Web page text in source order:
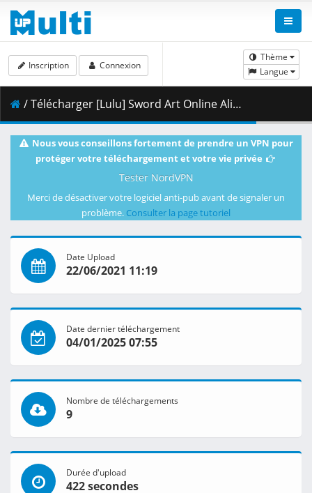
Thème
Langue
Inscription Connexion
/ Télécharger [Lulu] Sword Art Online Alicization - War of Underworld - 05 [BD 1080p Hi10 FLAC][Dual-Audio] .mkv.002 ( 471.48 MB )
Nous vous conseillons fortement de prendre un VPN pour
protéger votre téléchargement et votre vie privée
Tester NordVPN
Merci de désactiver votre logiciel anti-pub avant de signaler un
problème. Consulter la page tutoriel
Date Upload
22/06/2021 11:19
Date dernier téléchargement
04/01/2025 07:55
Nombre de téléchargements
9
Durée d'upload
422 secondes